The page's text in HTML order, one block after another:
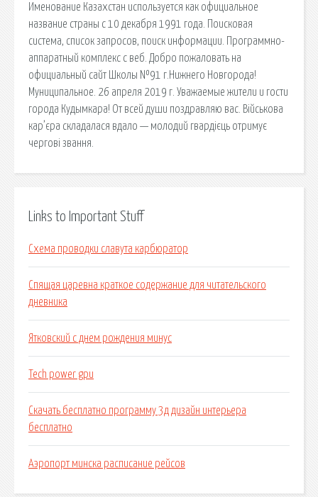
Именование Казахстан используется как официальное
название страны с 10 декабря 1991 года. Поисковая
сиcтема, список запросов, поиск информации. Программно-
аппаратный комплекс с веб. Добро пожаловать на
официальный сайт Школы №91 г.Нижнего Новгорода!
Муниципальное. 26 апреля 2019 г. Уважаемые жители и гости
города Кудымкара! От всей души поздравляю вас. Військова
кар’єра складалася вдало — молодий гвардієць отримує
чергові звання.
Links to Important Stuff
Схема проводки славута карбюратор
Спящая царевна краткое содержание для читательского
дневника
Ятковский с днем рождения минус
Tech power gpu
Скачать бесплатно программу 3д дизайн интерьера
бесплатно
Аэропорт минска расписание рейсов